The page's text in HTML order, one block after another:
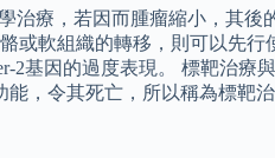
治療，若因而腫瘤縮小，其後
或軟組織的轉移，則可以先行
2基因的過度表現。 標靶治療
，令其死亡，所以稱為標靶